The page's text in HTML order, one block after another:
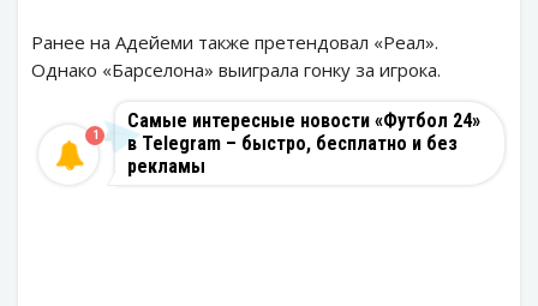
Ранее на Адейеми также претендовал «Реал».
Однако «Барселона» выиграла гонку за игрока.
Самые интересные новости «Футбол 24»
в Telegram – быстро, бесплатно и без
рекламы
1